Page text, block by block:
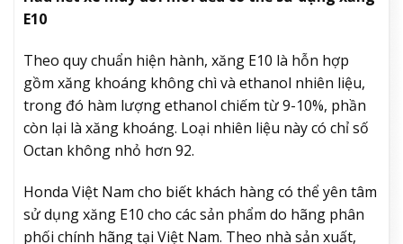
E10
Theo quy chuẩn hiện hành, xăng E10 là hỗn hợp
gồm xăng khoáng không chì và ethanol nhiên liệu,
trong đó hàm lượng ethanol chiếm từ 9-10%, phần
còn lại là xăng khoáng. Loại nhiên liệu này có chỉ số
Octan không nhỏ hơn 92.
Honda Việt Nam cho biết khách hàng có thể yên tâm
sử dụng xăng E10 cho các sản phẩm do hãng phân
phối chính hãng tại Việt Nam. Theo nhà sản xuất,